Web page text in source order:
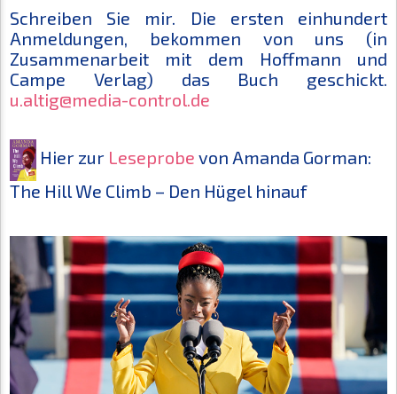
Schreiben Sie mir. Die ersten einhundert
Anmeldungen, bekommen von uns (in
Zusammenarbeit mit dem Hoffmann und
Campe Verlag) das Buch geschickt.
u.altig@media-control.de
Hier zur Leseprobe von Amanda Gorman:
The Hill We Climb – Den Hügel hinauf